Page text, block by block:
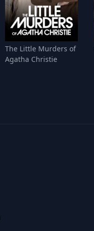
The Little Murders of
Agatha Christie